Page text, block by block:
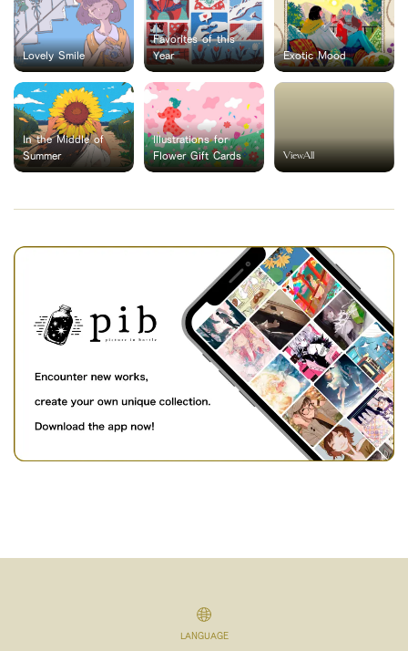
Lovely Smile
Favorites of this
Year
Exotic Mood
In the Middle of
Summer
Illustrations for
Flower Gift Cards
ViewAll
LANGUAGE